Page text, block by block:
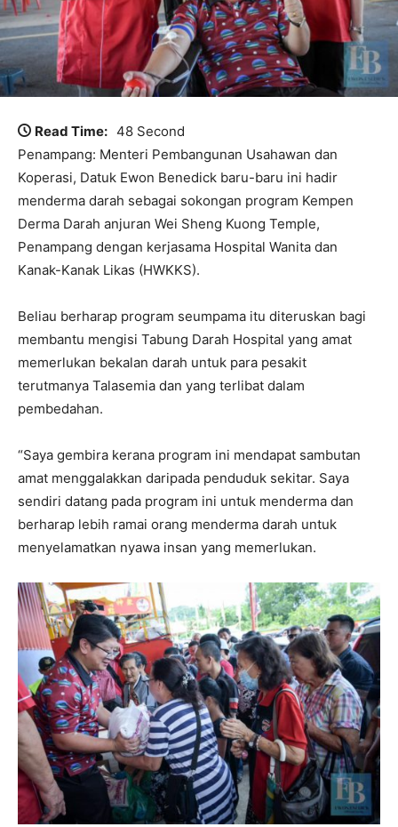
Read Time: 48 Second
Penampang: Menteri Pembangunan Usahawan dan
Koperasi, Datuk Ewon Benedick baru-baru ini hadir
menderma darah sebagai sokongan program Kempen
Derma Darah anjuran Wei Sheng Kuong Temple,
Penampang dengan kerjasama Hospital Wanita dan
Kanak-Kanak Likas (HWKKS).
Beliau berharap program seumpama itu diteruskan bagi
membantu mengisi Tabung Darah Hospital yang amat
memerlukan bekalan darah untuk para pesakit
terutmanya Talasemia dan yang terlibat dalam
pembedahan.
“Saya gembira kerana program ini mendapat sambutan
amat menggalakkan daripada penduduk sekitar. Saya
sendiri datang pada program ini untuk menderma dan
berharap lebih ramai orang menderma darah untuk
menyelamatkan nyawa insan yang memerlukan.